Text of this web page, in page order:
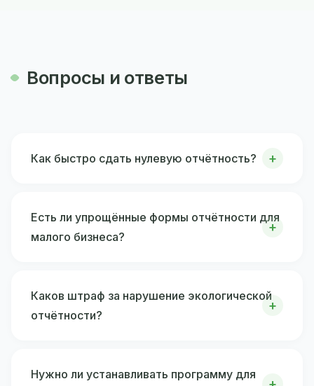
Вопросы и ответы
Как быстро сдать нулевую отчётность?
Есть ли упрощённые формы отчётности для
малого бизнеса?
Каков штраф за нарушение экологической
отчётности?
Нужно ли устанавливать программу для